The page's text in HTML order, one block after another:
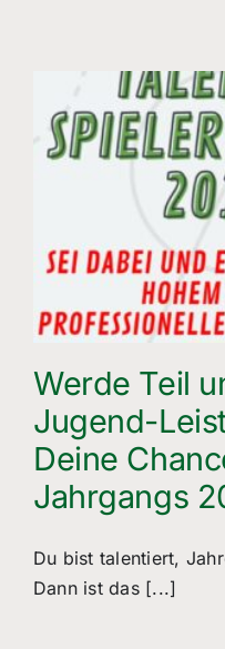
Werde Teil
Jugend-
Deine
Jahrgangs
Du bist talentiert,
Dann ist das [...]